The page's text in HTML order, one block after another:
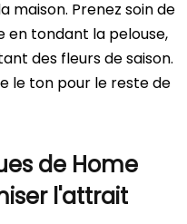
maison. Prenez soin de
tondant la pelouse,
des fleurs de saison.
le ton pour le reste de
de Home
l'attrait